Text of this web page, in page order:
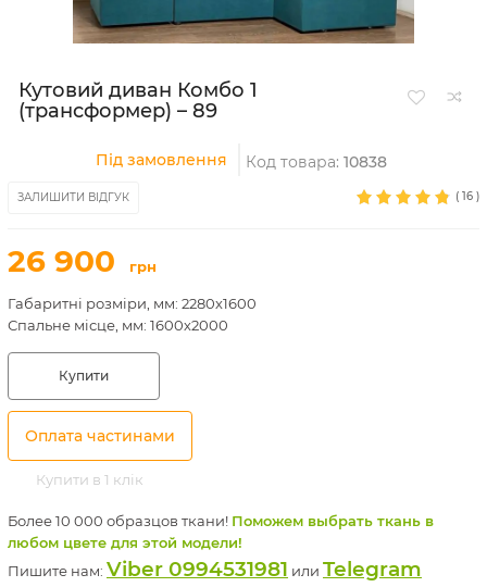
Кутовий диван Комбо 1
(трансформер) – 89
Під замовлення Код товара: 10838
ЗАЛИШИТИ ВІДГУК ( 16 )
26 900 грн
Габаритні розміри, мм: 2280х1600
Спальне місце, мм: 1600х2000
Купити
Оплата частинами
Купити в 1 клік
Более 10 000 образцов ткани! Поможем выбрать ткань в
любом цвете для этой модели!
Пишите нам: Viber 0994531981 или Telegram